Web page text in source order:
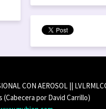
CON AEROSOL ||
(Cabecera por David Carrillo)